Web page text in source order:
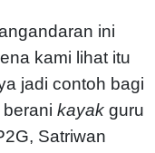
ini
kami lihat itu
jadi contoh bagi
kayak guru
Satriwan